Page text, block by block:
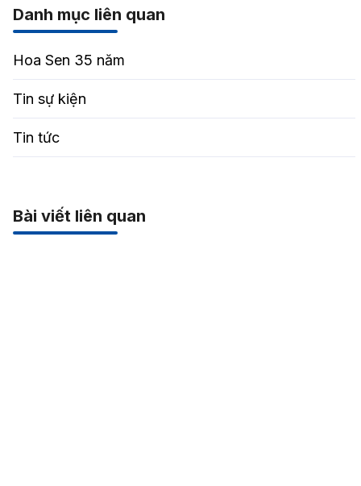
Danh mục liên quan
Hoa Sen 35 năm
Tin sự kiện
Tin tức
Bài viết liên quan